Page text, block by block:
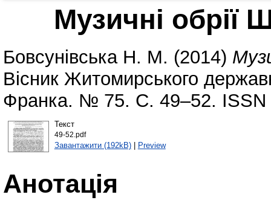
Музичні обрії
Бовсунівська Н. М. (2014)
Вісник Житомирського
Франка. № 75. С. 49–52. ISSN
Текст
49-52.pdf
Завантажити (192kB)| Preview
Анотація